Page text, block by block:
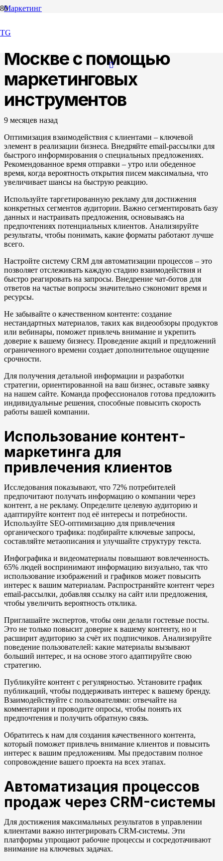
TG
Маркетинг
Ускорение сделок в
Москве с помощью
маркетинговых
инструментов
9 месяцев назад
Оптимизация взаимодействия с клиентами – ключевой
элемент в реализации бизнеса. Внедряйте email-рассылки для
быстрого информирования о специальных предложениях.
Рекомендованное время отправки – утро или обеденное
время, когда вероятность открытия писем максимальна, что
увеличивает шансы на быструю реакцию.
Используйте таргетированную рекламу для достижения
конкретных сегментов аудитории. Важно сегментировать базу
данных и настраивать предложения, основываясь на
предпочтениях потенциальных клиентов. Анализируйте
результаты, чтобы понимать, какие форматы работают лучше
всего.
Настройте систему CRM для автоматизации процессов – это
позволяет отслеживать каждую стадию взаимодействия и
быстро реагировать на запросы. Внедрение чат-ботов для
ответов на частые вопросы значительно сэкономит время и
ресурсы.
Не забывайте о качественном контенте: создание
нестандартных материалов, таких как видеообзоры продуктов
или вебинары, поможет привлечь внимание и укрепить
доверие к вашему бизнесу. Проведение акций и предложений
ограниченного времени создает дополнительное ощущение
срочности.
Для получения детальной информации и разработки
стратегии, ориентированной на ваш бизнес, оставьте заявку
на нашем сайте. Команда профессионалов готова предложить
индивидуальные решения, способные повысить скорость
работы вашей компании.
Использование контент-
маркетинга для
привлечения клиентов
Исследования показывают, что 72% потребителей
предпочитают получать информацию о компании через
контент, а не рекламу. Определите целевую аудиторию и
адаптируйте контент под её интересы и потребности.
Используйте SEO-оптимизацию для привлечения
органического трафика: подбирайте ключевые запросы,
составляйте метаописания и улучшайте структуру текста.
Инфографика и видеоматериалы повышают вовлеченность.
65% людей воспринимают информацию визуально, так что
использование изображений и графиков может повысить
интерес к вашим материалам. Распространяйте контент через
email-рассылки, добавляя ссылку на сайт или предложения,
чтобы увеличить вероятность отклика.
Приглашайте экспертов, чтобы они делали гостевые посты.
Это не только повысит доверие к вашему контенту, но и
расширит аудиторию за счёт их подписчиков. Анализируйте
поведение пользователей: какие материалы вызывают
больший интерес, и на основе этого адаптируйте свою
стратегию.
Публикуйте контент с регулярностью. Установите график
публикаций, чтобы поддерживать интерес к вашему бренду.
Взаимодействуйте с пользователями: отвечайте на
комментарии и проводите опросы, чтобы понять их
предпочтения и получить обратную связь.
Обратитесь к нам для создания качественного контента,
который поможет привлечь внимание клиентов и повысить
интерес к вашим предложениям. Мы предоставим полное
сопровождение вашего проекта на всех этапах.
Автоматизация процессов
продаж через CRM-системы
Для достижения максимальных результатов в управлении
клиентами важно интегрировать CRM-системы. Эти
платформы упрощают рабочие процессы и сосредотачивают
внимание на ключевых задачах.